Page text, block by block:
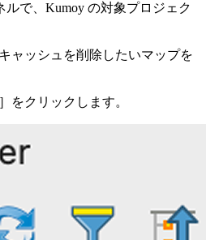
ルで、Kumoy の対象プロジェク
ャッシュを削除したいマップを
をクリックします。